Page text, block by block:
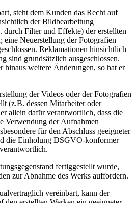
steht dem Kunden das Recht auf
der Bildbearbeitung
Filter und Effekte) der erstellten
eine Neuerstellung der Fotografien
Reklamationen hinsichtlich
sind grundsätzlich ausgeschlossen.
hinaus weitere Änderungen, so hat er
der Videos oder der Fotografien
(z.B. dessen Mitarbeiter oder
allein dafür verantwortlich, dass die
Verwendung der Aufnahmen
für den Abschluss geeigneter
die Einholung DSGVO-konformer
fertiggestellt wurde,
zur Abnahme des Werks auffordern.
vereinbart, kann der